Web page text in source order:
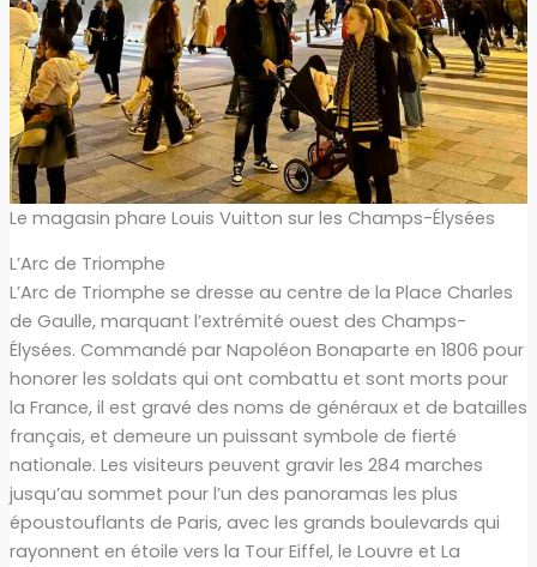
Le magasin phare Louis Vuitton sur les Champs-Élysées
L’Arc de Triomphe
L’Arc de Triomphe se dresse au centre de la Place Charles
de Gaulle, marquant l’extrémité ouest des Champs-
Élysées. Commandé par Napoléon Bonaparte en 1806 pour
honorer les soldats qui ont combattu et sont morts pour
la France, il est gravé des noms de généraux et de batailles
français, et demeure un puissant symbole de fierté
nationale. Les visiteurs peuvent gravir les 284 marches
jusqu’au sommet pour l’un des panoramas les plus
époustouflants de Paris, avec les grands boulevards qui
rayonnent en étoile vers la Tour Eiffel, le Louvre et La